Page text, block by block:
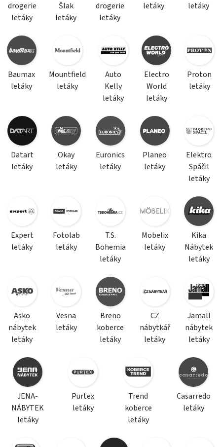
drogerie
letáky
Šlak
letáky
drogerie
letáky
letáky
letáky
Baumax
letáky
Mountfield
letáky
Auto
Kelly
letáky
Electro
World
letáky
Proton
letáky
Datart
letáky
Okay
letáky
Euronics
letáky
Planeo
letáky
Elektro
Spáčil
letáky
Expert
letáky
Fotolab
letáky
T.S.
Bohemia
letáky
Mobelix
letáky
Kika
Nábytek
letáky
Asko
nábytek
letáky
Vesna
letáky
Breno
koberce
letáky
CZ
nábytkář
letáky
Jamall
nábytek
letáky
JENA-
NÁBYTEK
letáky
Purtex
letáky
Trend
koberce
letáky
Casarredo
letáky